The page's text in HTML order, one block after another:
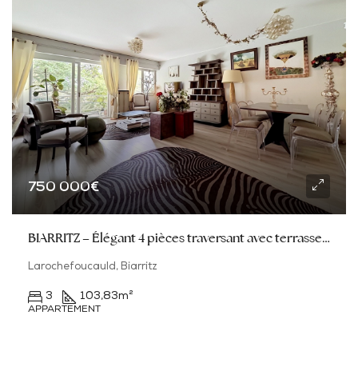
750 000€
BIARRITZ – Élégant 4 pièces traversant avec terrasses au cœur d’un environnement recherché
Larochefoucauld, Biarritz
3 103,83m²
APPARTEMENT